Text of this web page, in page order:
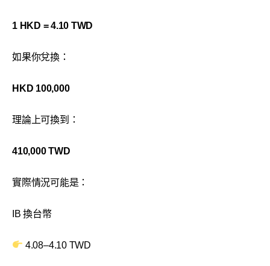
1 HKD = 4.10 TWD
如果你兌換：
HKD 100,000
理論上可換到：
410,000 TWD
實際情況可能是：
IB 換台幣
4.08–4.10 TWD